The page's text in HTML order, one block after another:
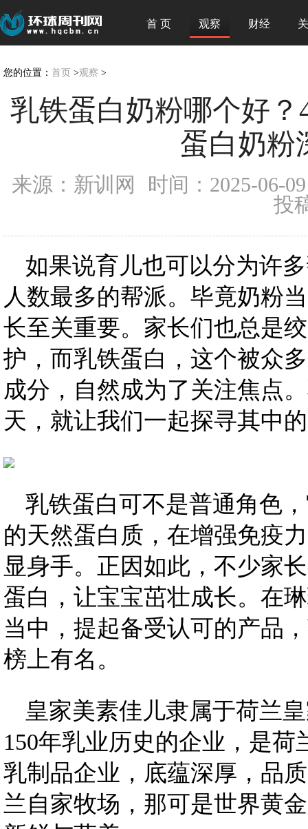
首 页 观察 财经
您的位置： 首页 >观察 >
乳铁蛋白奶粉哪个好？
蛋白奶粉
来源：新训网
时间：2025-06-
投
如果说育儿也可以分为许
人数最多的帮派。毕竟奶粉
长至关重要。家长们也总是
护，而乳铁蛋白，这个被众
成分，自然成为了关注焦点
天，就让我们一起探寻其中
乳铁蛋白可不是普通角色
的天然蛋白质，在增强免疫
显身手。正因如此，不少家
蛋白，让宝宝茁壮成长。在
当中，提起备受认可的产品
榜上有名。
皇家美素佳儿隶属于荷兰
150年乳业历史的企业，是荷
乳制品企业，底蕴深厚，品
兰自家牧场，那可是世界黄